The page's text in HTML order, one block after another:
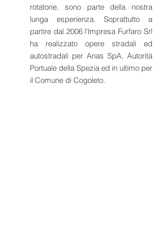
rotatorie, sono parte della nostra
lunga esperienza. Soprattutto a
partire dal 2006 l'Impresa Furfaro Srl
ha realizzato opere stradali ed
autostradali per Anas SpA, Autorità
Portuale della Spezia ed in ultimo per
il Comune di Cogoleto.